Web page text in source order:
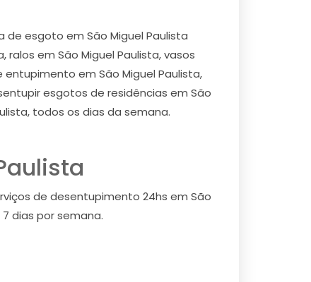
esgoto em São Miguel Paulista
em São Miguel Paulista, vasos
em São Miguel Paulista,
esgotos de residências em São
todos os dias da semana.
de desentupimento 24hs em São
dias por semana.